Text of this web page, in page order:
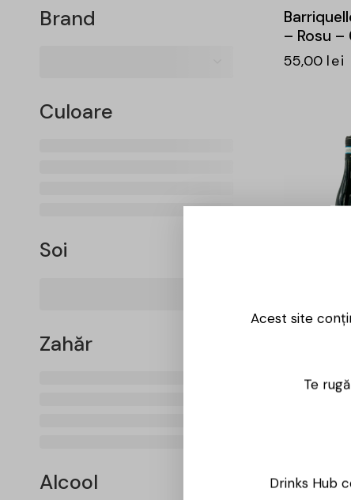
– Rosu –
55,00 lei
0.75L
Brand
Culoare
Soi
Zahăr
Alcool
Acest site
Te
Drinks Hub